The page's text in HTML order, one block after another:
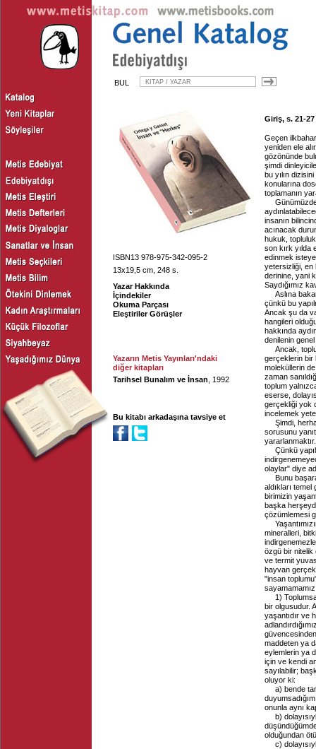
BUL
ISBN13 978-975-342-095-2
13x19,5 cm, 248 s.
Yazar Hakkında
İçindekiler
Okuma Parçası
Eleştiriler Görüşler
Yazarın Metis Yayınları'ndaki
diğer kitapları
Tarihsel Bunalım ve İnsan , 1992
Bu kitabı arkadaşına tavsiye et
Giriş, s. 21-27
Geçen
yeniden ele
gözönünde
şimdi
bu yılın
konularına
toplamanın
insanın
acınacak
hukuk,
son kırk yılda
edinmek
yetersizliği, en
derinine, yani
Saydığımız
Aslına
çünkü bu
Ancak şu da
hangileri
hakkında
denilenin
Ancak,
gerçeklerin bir
moleküllerin
zaman
toplum
eserse,
gerçekliği yok
incelemek
Şimdi,
sorusunu
yararlanmaktır.
Çünkü
olaylar" diye
Bunu
aldıkları
birimizin
başka
çözümlemesi
mineralleri,
özgü bir nitelik
ve termit
hayvan
"insan
1)
bir olgusudur.
yaşantıdır ve
maddeten ya
eylemlerin ya
için ve kendi
sayılabilir;
oluyor ki:
a) bende
onunla aynı
b)
olduğundan
c)